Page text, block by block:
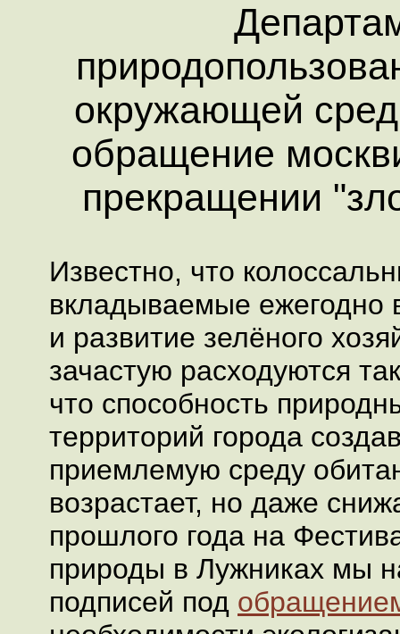
окружающей
обращение
прекращении
Известно, что
вкладываемые ежегодно
и развитие зелёного
зачастую расходуются
что способность
территорий города
приемлемую среду
возрастает, но даже
прошлого года на
природы в Лужниках мы
подписей под